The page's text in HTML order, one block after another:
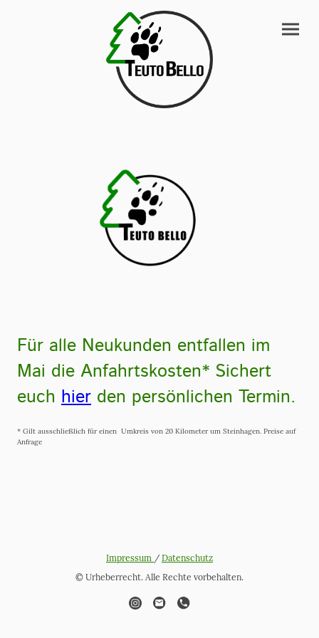
Für alle Neukunden entfallen im
Mai die Anfahrtskosten* Sichert
euch hier den persönlichen Termin.
* Gilt ausschließlich für einen Umkreis von 20 Kilometer um Steinhagen. Preise auf
Anfrage
Impressum / Datenschutz
© Urheberrecht. Alle Rechte vorbehalten.